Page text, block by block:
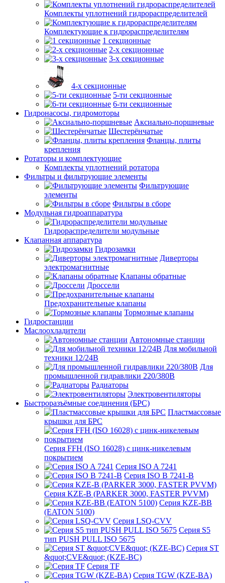
Комплекты уплотнений гидрораспределителей
Комплектующие к гидрораспределителям
1 секционные
2-х секционные
3-х секционные
4-х секционные
5-ти секционные
6-ти секционные
Гидронасосы, гидромоторы
Аксиально-поршневые
Шестерёнчатые
Фланцы, плиты
крепления
Ротаторы и комплектующие
Комплекты уплотнений ротатора
Фильтры и фильтрующие элементы
Фильтрующие
элементы
Фильтры в сборе
Модульная гидроаппаратура
Гидрораспределители модульные
Клапанная аппаратура
Гидрозамки
Диверторы
электромагнитные
Клапаны обратные
Дроссели
Предохранительные клапаны
Тормозные клапаны
Гидростанции
Маслоохладители
Автономные станции
Для мобильной
техники 12/24В
Для
промышленной гидравлики 220/380В
Радиаторы
Электровентиляторы
Быстроразъёмные соединения (БРС)
Пластмассовые
крышки для БРС
Серия FFH (ISO 16028) с цинк-никелевым
покрытием
Серия ISO A 7241
Серия ISO B 7241-B
Серия KZE-B (PARKER 3000, FASTER PVVM)
Серия KZE-BB
(EATON 5100)
Серия LSQ-CVV
Серия S5
тип PUSH PULL ISO 5675
Серия ST
&quot;CVE&quot; (KZE-BC)
Серия TF
Серия TGW (KZE-BA)